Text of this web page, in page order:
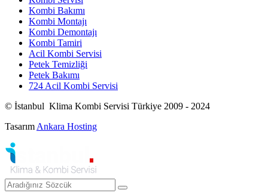
Kombi Bakımı
Kombi Montajı
Kombi Demontajı
Kombi Tamiri
Acil Kombi Servisi
Petek Temizliği
Petek Bakımı
724 Acil Kombi Servisi
© İstanbul Klima Kombi Servisi Türkiye 2009 - 2024
TasarımAnkara Hosting